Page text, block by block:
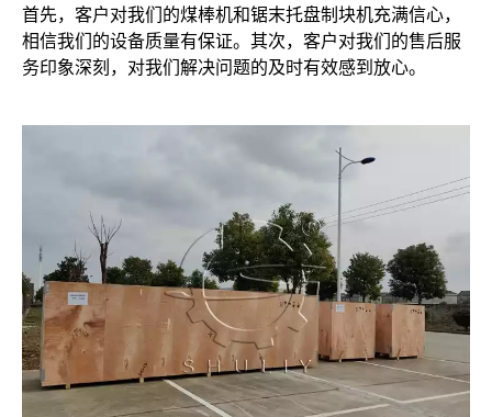
首先，客户对我们的煤棒机和锯末托盘制块机充满信心，
相信我们的设备质量有保证。其次，客户对我们的售后服
务印象深刻，对我们解决问题的及时有效感到放心。